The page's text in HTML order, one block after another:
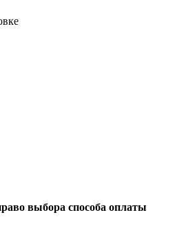
выбора способа оплаты